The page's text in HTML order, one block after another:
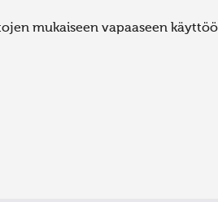
mukaiseen vapaaseen